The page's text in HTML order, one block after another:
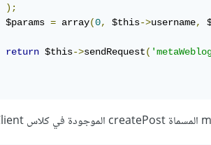
);
$params
= array(0, $this->username,
return $this->sendRequest(